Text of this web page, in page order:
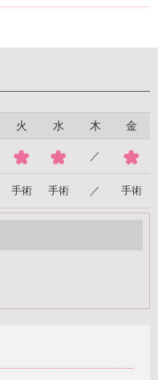
火 水 木 金
／
手術 手術 ／ 手術